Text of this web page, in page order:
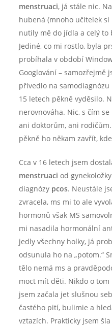
menstruaci, já stále nic.
hubená (mnoho učitelek
nutily mě do jídla a celý to
Jediné, co mi rostlo, byla
probíhala v období
Googlování – samozřejmě
přivedlo na samodiagnózu
15 letech pěkně vyděsilo.
nerovnováha. Nic, s čím
ani doktorům, ani
pěkně ho někam zavřít,
Cca v 16 letech jsem
menstruaci od
diagnózy pcos. Neustále
zvracela, ms mi to ale
hormonů však MS
mi nasadila hormonální
jedly všechny holky, já
odsunula ho na „potom.“
tělo nemá ms a
moct mít děti. Nikdo o
jsem začala jet slušnou
častého pití, bulimie a
vztazích. Prakticky jsem